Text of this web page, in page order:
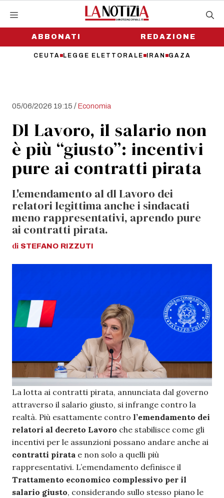
contenutoABBONATI
CEUTA LEGGE ELETTORALE IRAN GAZA
REDAZIONE
05/06/2026 19:15 /Economia
Dl Lavoro, il salario non
è più “giusto”: incentivi
pure ai contratti pirata
L'emendamento al dl Lavoro dei
relatori legittima anche i sindacati
meno rappresentativi, aprendo pure
ai contratti pirata.
di STEFANO RIZZUTI
La lotta ai contratti pirata, annunciata dal governo
attraverso il salario giusto, si infrange contro la
realtà. Più esattamente contro l’emendamento dei
relatori al decreto Lavoro che stabilisce come gli
incentivi per le assunzioni possano andare anche ai
contratti pirata e non solo a quelli più
rappresentativi. L’emendamento definisce il
Trattamento economico complessivo per il
salario giusto, considerando sullo stesso piano le